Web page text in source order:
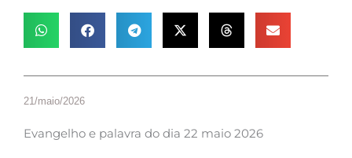
21/maio/2026
Evangelho e palavra do dia 22 maio 2026